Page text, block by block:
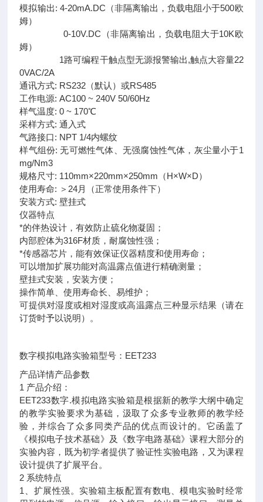
模拟输出: 4-20mA.DC（非隔离输出，负载电阻小于500欧
姆）
0-10V.DC（非隔离输出，负载电阻大于10K欧
姆）
1路可编程干触点型无源报警输出,触点大容量22
0VAC/2A
通讯方式: RS232（默认）或RS485
工作电源: AC100 ~ 240V 50/60Hz
样气温度: 0 ~ 170℃
采样方式: 通入式
气路接口: NPT 1/4内螺纹
样气组份: 无可燃性气体、无强腐蚀性气体，灰尘量小于1
mg/Nm3
规格尺寸: 110mm×220mm×250mm（H×W×D）
使用寿命: ＞24月（正常使用条件下）
安装方式: 壁挂式
仪器特点
*的伴热设计，有效防止硫化物凝固；
内部腔体为316F材质，耐腐蚀性强；
*传感器芯片，能有效保证仪器精度和使用寿命；
可以增加扩展功能对高温露点值进行精确测量；
壁挂式安装，安装方便；
操作简单、使用寿命长、易维护；
可提供对湿度或相对湿度或高温露点三种显示结果（请在
订货时予以说明）。
数字模拟电路实验箱型号：EET233
产品详情产品参数
1 产品介绍：
EET233数字.模拟电路实验箱是根据新的教学大纲中确定
的教学实验要求为基础，汲取了众多专业教师的教学经
验，并综合了众多同类产品的优点而设计的。它函盖了
《模拟电子技术基础》及《数字电路基础》课程大部分的
实验内容，既为初学者提供了验证性实验电路，又为课程
设计提供了扩展平台。
2 系统特点
1、扩展性强。实验箱主板配置有数电、模电实验时经常